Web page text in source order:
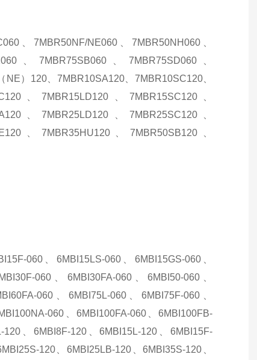
、7MBR50NF/NE060、7MBR50NH060、
、7MBR75SB060、7MBR75SD060、
）120、7MBR10SA120、7MBR10SC120、
、7MBR15LD120、7MBR15SC120、
、7MBR25LD120、7MBR25SC120、
、7MBR35HU120、7MBR50SB120、
060、6MBI15LS-060、6MBI15GS-060、
060、6MBI30FA-060、6MBI50-060、
060、6MBI75L-060、6MBI75F-060、
060、6MBI100FA-060、6MBI100FB-
、6MBI8F-120、6MBI15L-120、6MBI15F-
120、6MBI25LB-120、6MBI35S-120、